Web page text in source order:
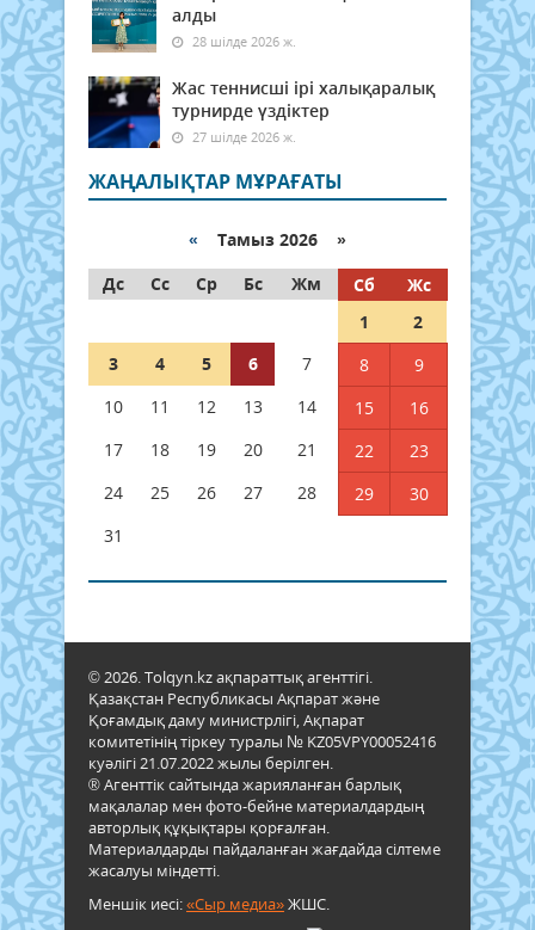
алды
28 шілде 2026 ж.
Жас теннисші ірі халықаралық
турнирде үздіктер
27 шілде 2026 ж.
ЖАҢАЛЫҚТАР МҰРАҒАТЫ
« Тамыз 2026 »
Дс
Сс Ср Бс Жм Сб
Жс
1
2
3
4 5 6 7 8
9
10
11 12 13 14 15
16
17
18 19 20 21 22
23
24
25 26 27 28 29
30
31
© 2026. Tolqyn.kz ақпараттық агенттігі.
Қазақстан Республикасы Ақпарат және
Қоғамдық даму министрлігі, Ақпарат
комитетінің тіркеу туралы № KZ05VPY00052416
куәлігі 21.07.2022 жылы берілген.
® Агенттік сайтында жарияланған барлық
мақалалар мен фото-бейне материалдардың
авторлық құқықтары қорғалған.
Материалдарды пайдаланған жағдайда сілтеме
жасалуы міндетті.
Меншік иесі:«Сыр медиа»ЖШС.